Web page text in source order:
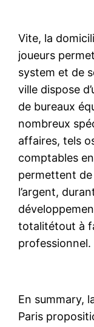
Vite, la
joueurs
system et de
ville dispose
de bureaux
nombreux
affaires, tels
comptables
permettent
l’argent,
totalitétout à
professionnel.
En summary,
Paris